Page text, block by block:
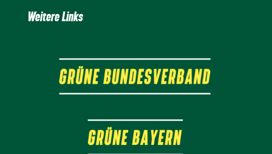
Weitere Links